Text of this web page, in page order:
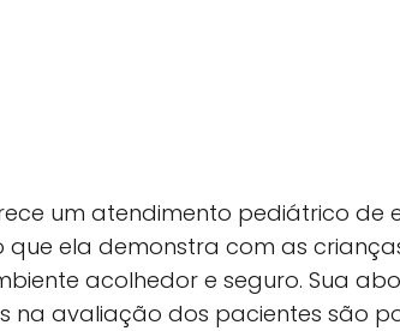
um atendimento pediátrico de
ela demonstra com as
acolhedor e seguro. Sua
na avaliação dos pacientes são